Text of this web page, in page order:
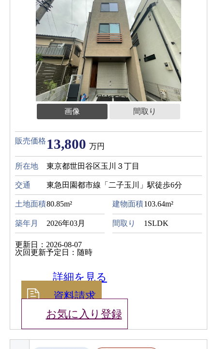
画像 間取り
販売価格 13,800 万円
所在地 東京都世田谷区玉川３丁目
交通 東急田園都市線「二子玉川」駅徒歩6分
土地面積80.85m² 建物面積103.64m²
築年月 2026年03月 間取り 1SLDK
更新日：2026-08-07
次回更新予定日：随時
詳細を見る
資料請求
お気に入り登録